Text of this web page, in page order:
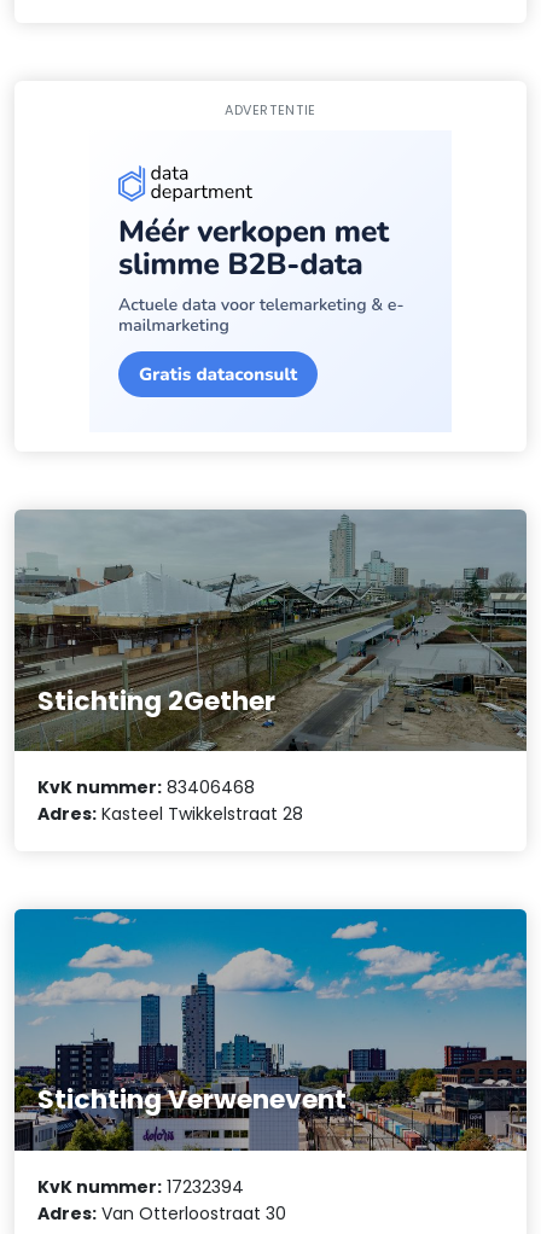
ADVERTENTIE
Stichting 2Gether
KvK nummer: 83406468
Adres: Kasteel Twikkelstraat 28
Stichting Verwenevent
KvK nummer: 17232394
Adres: Van Otterloostraat 30